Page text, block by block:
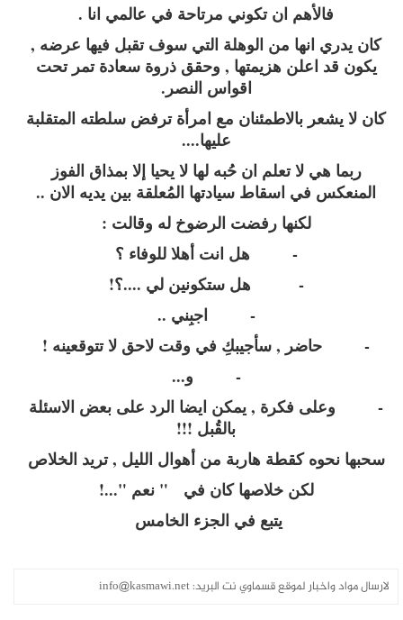
فالأهم ان تكوني مرتاحة في عالمي انا .
كان يدري انها من الوهلة التي سوف تقبل فيها عرضه ,
يكون قد اعلن هزيمتها , وحقق ذروة سعادة تمر تحت
اقواس النصر.
كان لا يشعر بالاطمئنان مع امرأة ترفض سلطته المتقلبة
عليها....
ربما هي لا تعلم ان حُبه لها لا يحيا إلا بمذاق الفوز
المنعكس في اسقاط سيادتها المُعلقة بين يديه الان ..
لكنها رفضت الرضوخ له وقالت :
- هل انت أهلا للوفاء ؟
- هل ستكونين لي ....؟!
- اجبِني ..
- حاضر , سأجيبكِ في وقت لاحق لا تتوقعينه !
- و...
- وعلى فكرة , يمكن ايضا الرد على بعض الاسئلة
بالقُبل !!!
سحبها نحوه كقطة هاربة من أهوال الليل , تريد الخلاص
لكن خلاصها كان في " نعم "...!
يتبع في الجزء الخامس
لارسال مواد واخبار لموقع قسماوي نت البريد:info@kasmawi.net